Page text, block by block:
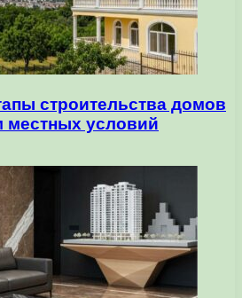
строительства домов
местных условий